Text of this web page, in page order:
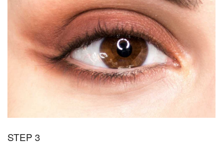
STEP 3